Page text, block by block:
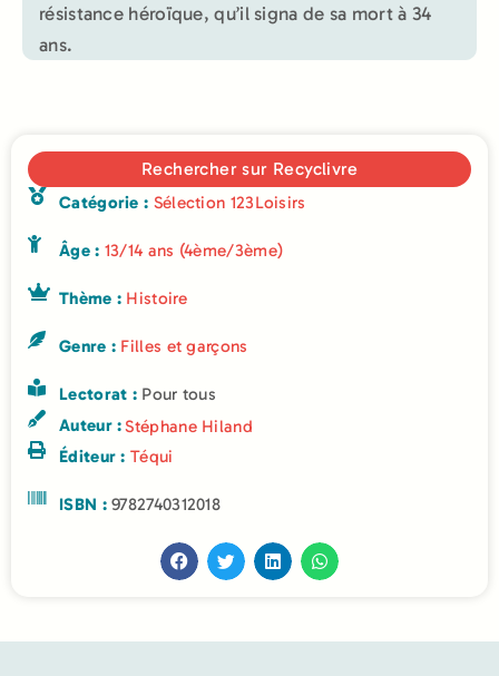
résistance héroïque, qu’il signa de sa mort à 34
ans.
Rechercher sur Recyclivre
Catégorie : Sélection 123Loisirs
Âge : 13/14 ans (4ème/3ème)
Thème : Histoire
Genre : Filles et garçons
Lectorat : Pour tous
Auteur :Stéphane Hiland
Éditeur : Téqui
ISBN :9782740312018